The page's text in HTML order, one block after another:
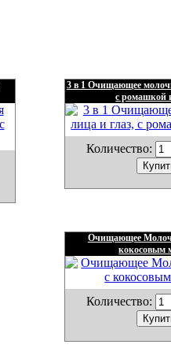
3 в 1 Очищающее
с ромашкой
Количество:
Очищающее
кокосовым
Количество: